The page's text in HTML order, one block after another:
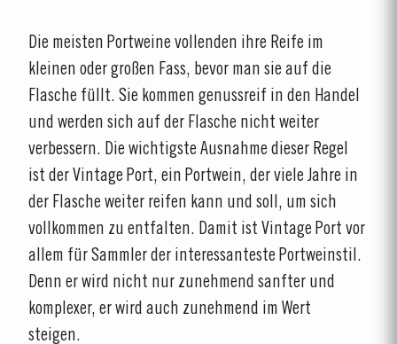
Die meisten Portweine vollenden ihre Reife im
kleinen oder großen Fass, bevor man sie auf die
Flasche füllt. Sie kommen genussreif in den Handel
und werden sich auf der Flasche nicht weiter
verbessern. Die wichtigste Ausnahme dieser Regel
ist der Vintage Port, ein Portwein, der viele Jahre in
der Flasche weiter reifen kann und soll, um sich
vollkommen zu entfalten. Damit ist Vintage Port vor
allem für Sammler der interessanteste Portweinstil.
Denn er wird nicht nur zunehmend sanfter und
komplexer, er wird auch zunehmend im Wert
steigen.